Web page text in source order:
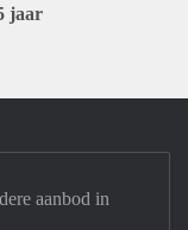
jaar
aanbod in